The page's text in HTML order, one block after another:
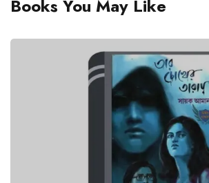
Books You May Like